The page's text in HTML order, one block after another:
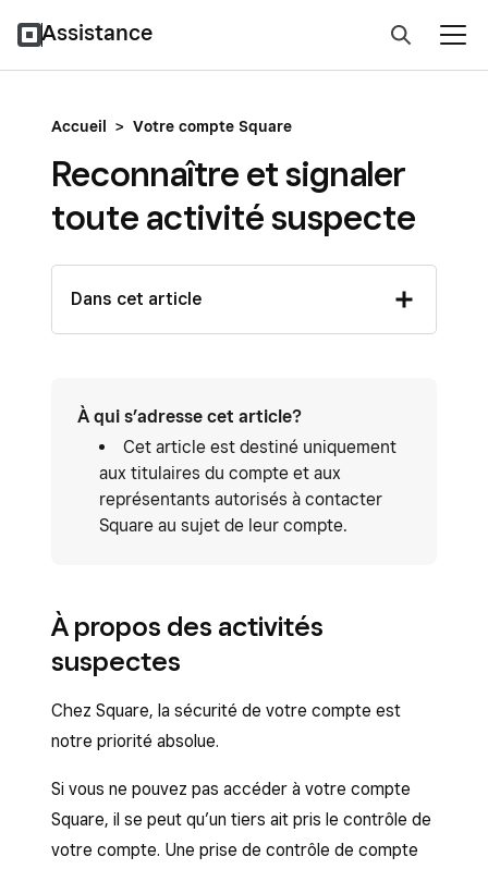
Assistance
Accueil > Votre compte Square
Reconnaître et signaler
toute activité suspecte
Dans cet article
À qui s’adresse cet article?
Cet article est destiné uniquement
aux titulaires du compte et aux
représentants autorisés à contacter
Square au sujet de leur compte.
À propos des activités
suspectes
Chez Square, la sécurité de votre compte est
notre priorité absolue.
Si vous ne pouvez pas accéder à votre compte
Square, il se peut qu’un tiers ait pris le contrôle de
votre compte. Une prise de contrôle de compte